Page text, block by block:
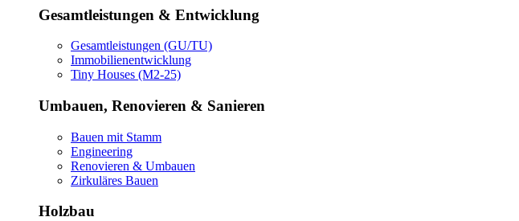
Gesamtleistungen & Entwicklung
Gesamtleistungen (GU/TU)
Immobilienentwicklung
Tiny Houses (M2-25)
Umbauen, Renovieren & Sanieren
Bauen mit Stamm
Engineering
Renovieren & Umbauen
Zirkuläres Bauen
Holzbau